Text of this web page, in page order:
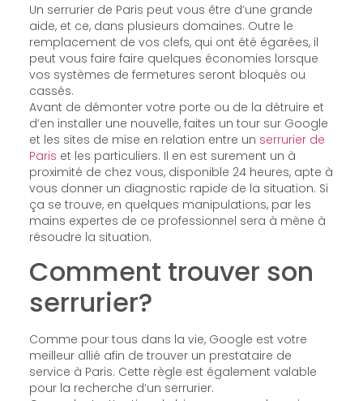
Un serrurier de Paris peut vous être d’une grande
aide, et ce, dans plusieurs domaines. Outre le
remplacement de vos clefs, qui ont été égarées, il
peut vous faire faire quelques économies lorsque
vos systèmes de fermetures seront bloqués ou
cassés.
Avant de démonter votre porte ou de la détruire et
d’en installer une nouvelle, faites un tour sur Google
et les sites de mise en relation entre un serrurier de
Paris et les particuliers. Il en est surement un à
proximité de chez vous, disponible 24 heures, apte à
vous donner un diagnostic rapide de la situation. Si
ça se trouve, en quelques manipulations, par les
mains expertes de ce professionnel sera à mène à
résoudre la situation.
Comment trouver son
serrurier?
Comme pour tous dans la vie, Google est votre
meilleur allié afin de trouver un prestataire de
service à Paris. Cette règle est également valable
pour la recherche d’un serrurier.